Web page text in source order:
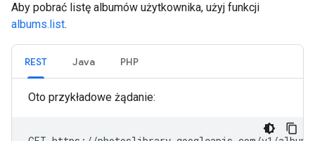
Aby pobrać listę albumów użytkownika, użyj funkcji
albums.list.
REST Java PHP
Oto przykładowe żądanie: